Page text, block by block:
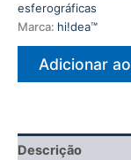
esferográficas
Marca: hi!dea™
Adicionar
Descrição